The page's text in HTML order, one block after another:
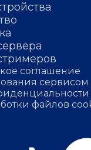
соглашение
сервисом
файлов